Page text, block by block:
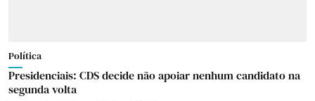
Política
Presidenciais: CDS decide não apoiar nenhum candidato na
segunda volta